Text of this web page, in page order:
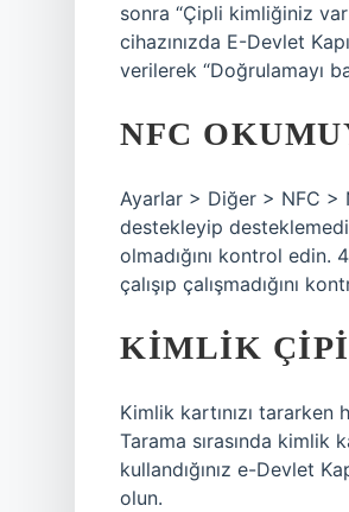
sonra “Çipli kimliğiniz
cihazınızda E-Devlet
verilerek “Doğrulamayı
NFC
Ayarlar > Diğer > NFC >
destekleyip
olmadığını kontrol edin.
çalışıp çalışmadığını
KIMLIK ÇIPI
Kimlik kartınızı
Tarama sırasında kimlik
kullandığınız e-Devlet
olun.